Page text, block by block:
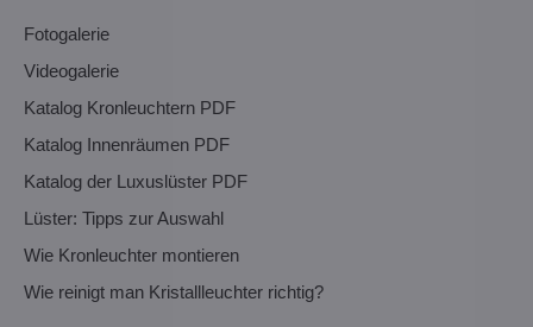
Fotogalerie
Videogalerie
Katalog Kronleuchtern PDF
Katalog Innenräumen PDF
Katalog der Luxuslüster PDF
Lüster: Tipps zur Auswahl
Wie Kronleuchter montieren
Wie reinigt man Kristallleuchter richtig?